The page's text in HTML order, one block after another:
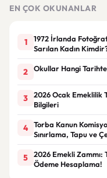
EN ÇOK OKUNANLAR
1
1972 İrlanda
Sarılan Kadın
2 Okullar Hangi Tarihte
3
2026 Ocak Emeklilik
Bilgileri
4
Torba Kanun
Sınırlama, Tapu ve
5
2026 Emekli
Ödeme Hesaplama!